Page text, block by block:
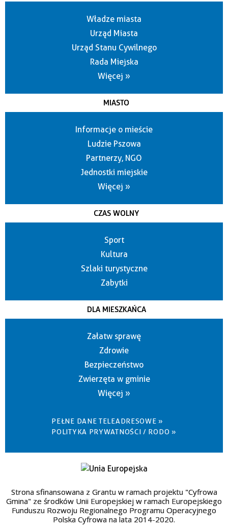
Władze miasta
Urząd Miasta
Urząd Stanu Cywilnego
Rada Miejska
Więcej »
MIASTO
Informacje o mieście
Ludzie Pszowa
Partnerzy, NGO
Jednostki miejskie
Więcej »
CZAS WOLNY
Sport
Kultura
Szlaki turystyczne
Zabytki
DLA MIESZKAŃCA
Załatw sprawę
Zdrowie
Bezpieczeństwo
Zwierzęta w gminie
Więcej »
PEŁNE DANE TELEADRESOWE »
POLITYKA PRYWATNOŚCI / RODO »
Strona sfinansowana z Grantu w ramach projektu "Cyfrowa
Gmina" ze środków Unii Europejskiej w ramach Europejskiego
Funduszu Rozwoju Regionalnego Programu Operacyjnego
Polska Cyfrowa na lata 2014-2020.